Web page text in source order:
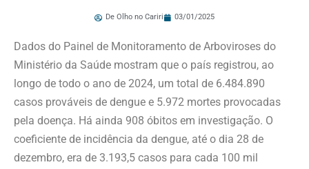
De Olho no Cariri 03/01/2025
Dados do Painel de Monitoramento de Arboviroses do
Ministério da Saúde mostram que o país registrou, ao
longo de todo o ano de 2024, um total de 6.484.890
casos prováveis de dengue e 5.972 mortes provocadas
pela doença. Há ainda 908 óbitos em investigação. O
coeficiente de incidência da dengue, até o dia 28 de
dezembro, era de 3.193,5 casos para cada 100 mil